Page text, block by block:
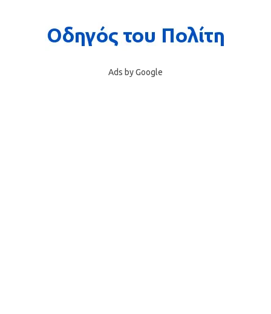
Ads by Google